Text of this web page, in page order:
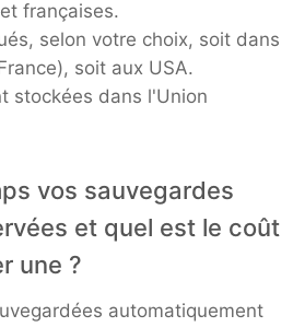
françaises.
selon votre choix, soit dans
soit aux USA.
stockées dans l'Union
vos sauvegardes
et quel est le coût
une ?
automatiquement